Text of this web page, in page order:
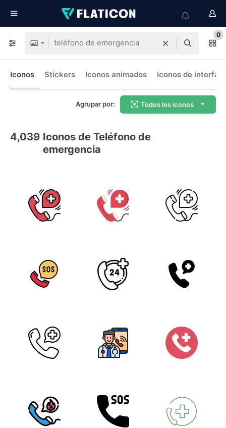
0
Iconos Stickers Iconos animados Iconos de interfaz
Agrupar por: Todos los iconos
4,039 Iconos de Teléfono de
emergencia